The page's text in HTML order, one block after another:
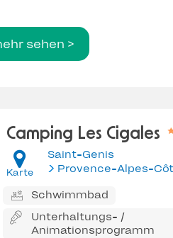
sehen >
Camping Les Cigales
Karte
Saint-Genis
Schwimmbad
Unterhaltungs- /
Animationsprogramm